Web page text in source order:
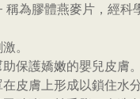
為膠體燕麥片，經科
。
保護嬌嫩的嬰兒皮膚。
皮膚上形成以鎖住水分